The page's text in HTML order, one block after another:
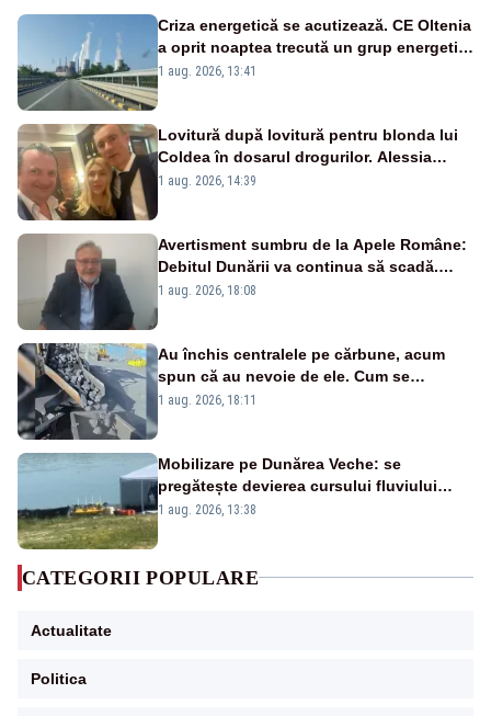
Criza energetică se acutizează. CE Oltenia
a oprit noaptea trecută un grup energetic
de la Rovinari
1 aug. 2026, 13:41
Lovitură după lovitură pentru blonda lui
Coldea în dosarul drogurilor. Alessia
Păcuraru explică decizia magistraților
1 aug. 2026, 14:39
Avertisment sumbru de la Apele Române:
Debitul Dunării va continua să scadă.
Cernavodă s-ar putea închide în 4 zile
1 aug. 2026, 18:08
Au închis centralele pe cărbune, acum
spun că au nevoie de ele. Cum se
pasează vina în plină criză energetică
1 aug. 2026, 18:11
Mobilizare pe Dunărea Veche: se
pregătește devierea cursului fluviului
către Cernavodă – VIDEO
1 aug. 2026, 13:38
CATEGORII POPULARE
Actualitate
Politica